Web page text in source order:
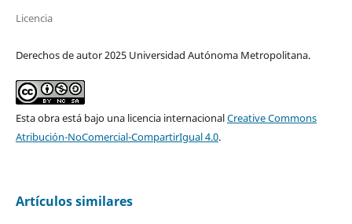
Licencia
Derechos de autor 2025 Universidad Autónoma Metropolitana.
Esta obra está bajo una licencia internacionalCreative Commons
Atribución-NoComercial-CompartirIgual 4.0.
Artículos similares